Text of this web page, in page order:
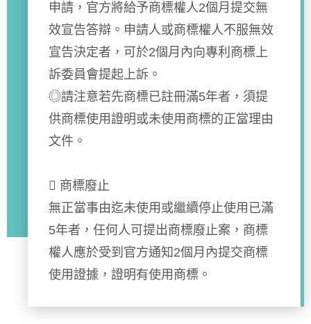
申請，官方將給予商標權人2個月提交無
效宣告答辯。申請人或商標權人不服無效
宣告決定者，可於2個月內向專利商標上
訴委員會提起上訴。
◎請注意若先商標已註冊滿5年者，須提
供商標使用證明或未使用商標的正當理由
文件。
 商標廢止
無正當事由迄未使用或繼續停止使用已滿
5年者，任何人可提出商標廢止案，商標
權人應於受到官方通知2個月內提交商標
使用證據，證明有使用商標。